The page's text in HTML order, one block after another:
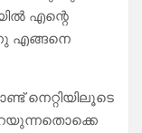
എന്റെ
എങ്ങനെ
നെറ്റിയിലൂടെ